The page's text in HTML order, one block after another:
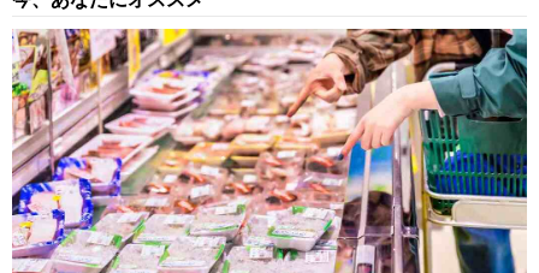
孤独の中で失った「40万円と自尊心」
「やっぱり娘の子が一番可愛いわ」…援助額は合計800万円超・
露骨な“孫差別”を続けた79歳女性、介護施設で直面した「自業自
得」 NEW 2026/08/08